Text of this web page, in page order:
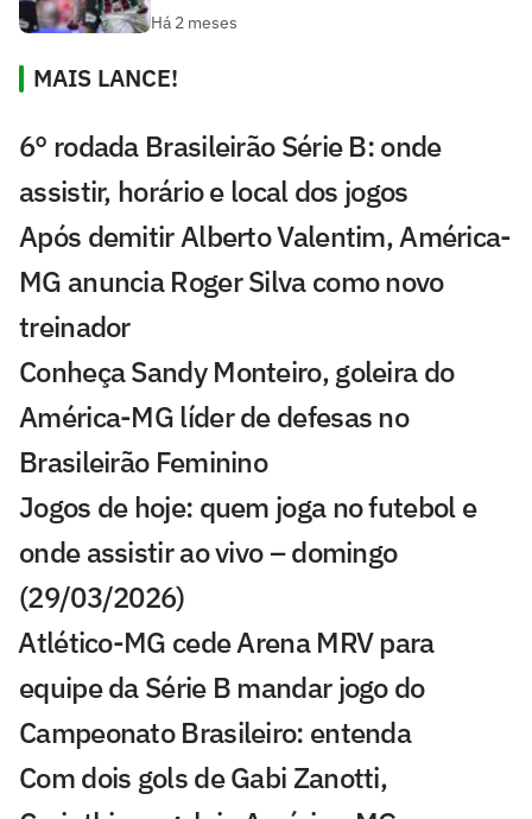
Há 2 meses
MAIS LANCE!
6° rodada Brasileirão Série B: onde
assistir, horário e local dos jogos
Após demitir Alberto Valentim, América-
MG anuncia Roger Silva como novo
treinador
Conheça Sandy Monteiro, goleira do
América-MG líder de defesas no
Brasileirão Feminino
Jogos de hoje: quem joga no futebol e
onde assistir ao vivo – domingo
(29/03/2026)
⁠Atlético-MG cede Arena MRV para
equipe da Série B mandar jogo do
Campeonato Brasileiro: entenda
Com dois gols de Gabi Zanotti,